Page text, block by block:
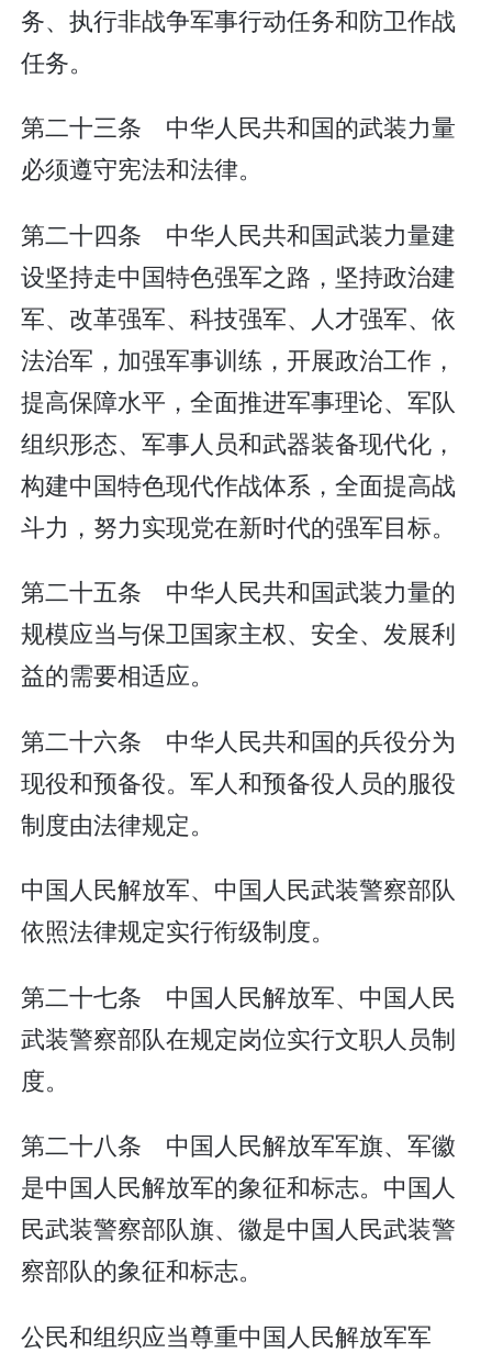
务、执行非战争军事行动任务和防卫作战
任务。
第二十三条 中华人民共和国的武装力量
必须遵守宪法和法律。
第二十四条 中华人民共和国武装力量建
设坚持走中国特色强军之路，坚持政治建
军、改革强军、科技强军、人才强军、依
法治军，加强军事训练，开展政治工作，
提高保障水平，全面推进军事理论、军队
组织形态、军事人员和武器装备现代化，
构建中国特色现代作战体系，全面提高战
斗力，努力实现党在新时代的强军目标。
第二十五条 中华人民共和国武装力量的
规模应当与保卫国家主权、安全、发展利
益的需要相适应。
第二十六条 中华人民共和国的兵役分为
现役和预备役。军人和预备役人员的服役
制度由法律规定。
中国人民解放军、中国人民武装警察部队
依照法律规定实行衔级制度。
第二十七条 中国人民解放军、中国人民
武装警察部队在规定岗位实行文职人员制
度。
第二十八条 中国人民解放军军旗、军徽
是中国人民解放军的象征和标志。中国人
民武装警察部队旗、徽是中国人民武装警
察部队的象征和标志。
公民和组织应当尊重中国人民解放军军